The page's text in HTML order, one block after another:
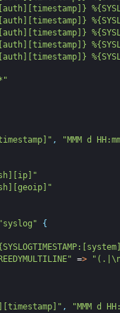
,
"MMM d
"syslog"
{
=>
,
"MMM d